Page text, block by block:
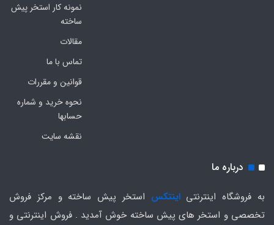
نمونه کار استخر پیش
ساخته
مقالات
تماس با ما
قوانین و مقررات
نحوه خرید و شماره
حسابها
نقشه سایت
درباره ما
به فروشگاه اینترنتیاینتکس استخر پیش ساخته و مرکز فروش
تخصصی و استخر های پیش ساخته خوش آمدید . فروش اینترنتی و